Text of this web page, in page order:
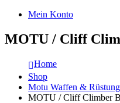
Mein Konto
MOTU / Cliff
Home
Shop
Motu Waffen &
MOTU / Cliff Climber